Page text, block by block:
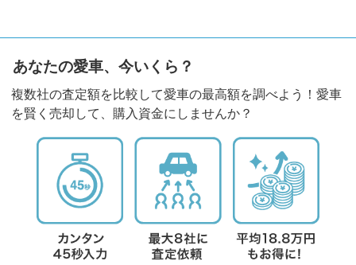
あなたの愛車、今いくら？
複数社の査定額を比較して愛車の最高額を調べよう！愛車
を賢く売却して、購入資金にしませんか？